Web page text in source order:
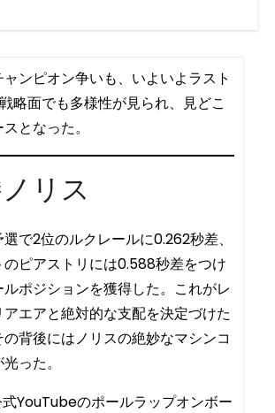
ンピオン争いも、いよいよラスト
略面でも多様性が見られ、見どこ
となった。
リス
で2位のルクレールに0.262秒差、
ピアストリには0.588秒差をつけ
ポジションを獲得した。これがレ
エアと絶対的な支配を決定づけた
背後にはノリスの絶妙なマシンコ
った。
YouTubeのポールラップオンボー